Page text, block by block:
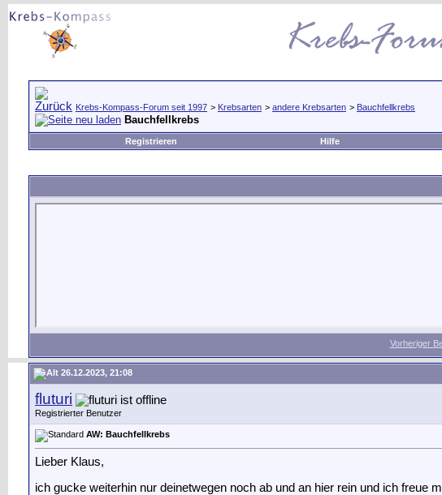
Krebs-Kompass-Forum seit 1997 > Krebsarten > andere Krebsarten > Bauchfellkrebs
Bauchfellkrebs
Registrieren Hilfe
Vorheriger
26.12.2023, 21:08
fluturi
Registrierter Benutzer
AW: Bauchfellkrebs
Lieber Klaus,
ich gucke weiterhin nur deinetwegen noch ab und an hier rein und ich